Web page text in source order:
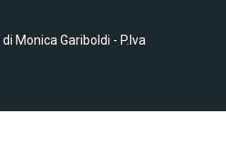
Monica Gariboldi - P.Iva